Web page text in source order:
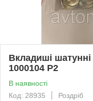
Вкладиші
1000104 Р2
В наявності
Код: 28935
Роздріб